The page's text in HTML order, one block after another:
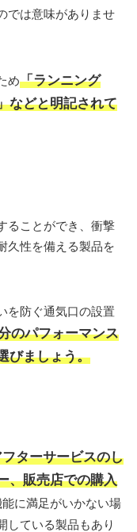
では意味がありませ
め「ランニング
などと明記されて
ることができ、衝撃
久性を備える製品を
を防ぐ通気口の設置
のパフォーマンス
びましょう。
ターサービスのし
、販売店での購入
に満足がいかない場
している製品もあり